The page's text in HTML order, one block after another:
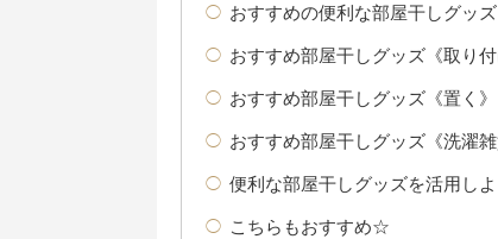
おすすめの便利な部屋干しグッ
おすすめ部屋干しグッズ《取り付
おすすめ部屋干しグッズ《置く》
おすすめ部屋干しグッズ《洗濯雑
便利な部屋干しグッズを活用しよ
こちらもおすすめ☆